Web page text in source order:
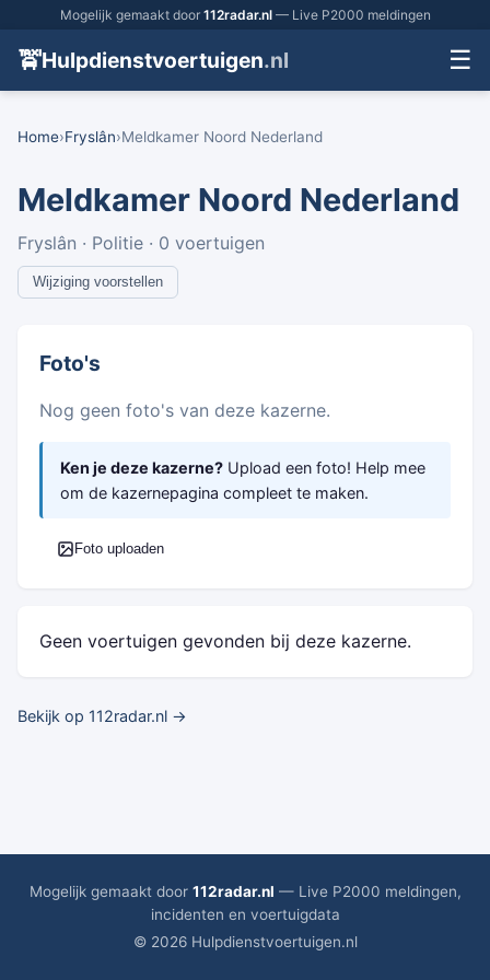
Mogelijk gemaakt door 112radar.nl— Live P2000 meldingen
🚖Hulpdienstvoertuigen.nl ☰
Home›Fryslân›Meldkamer Noord Nederland
Meldkamer Noord Nederland
Fryslân · Politie · 0 voertuigen
Wijziging voorstellen
Foto's
Nog geen foto's van deze kazerne.
Ken je deze kazerne? Upload een foto! Help mee
om de kazernepagina compleet te maken.
Foto uploaden
Geen voertuigen gevonden bij deze kazerne.
Bekijk op 112radar.nl →
Mogelijk gemaakt door 112radar.nl — Live P2000 meldingen,
incidenten en voertuigdata
© 2026 Hulpdienstvoertuigen.nl